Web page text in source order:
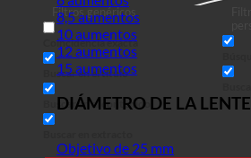
Filtros genéricos
Coincidencia exacta
Buscar en el título
Buscar en el contenido
8,5 aumentos
10 aumentos
12 aumentos
15 aumentos
DIÁMETRO DE LA LENTE
Objetivo de 25 mm